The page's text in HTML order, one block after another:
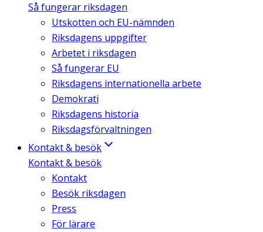
Så fungerar riksdagen
Utskotten och EU-nämnden
Riksdagens uppgifter
Arbetet i riksdagen
Så fungerar EU
Riksdagens internationella arbete
Demokrati
Riksdagens historia
Riksdagsförvaltningen
Kontakt & besök
Kontakt & besök
Kontakt
Besök riksdagen
Press
För lärare